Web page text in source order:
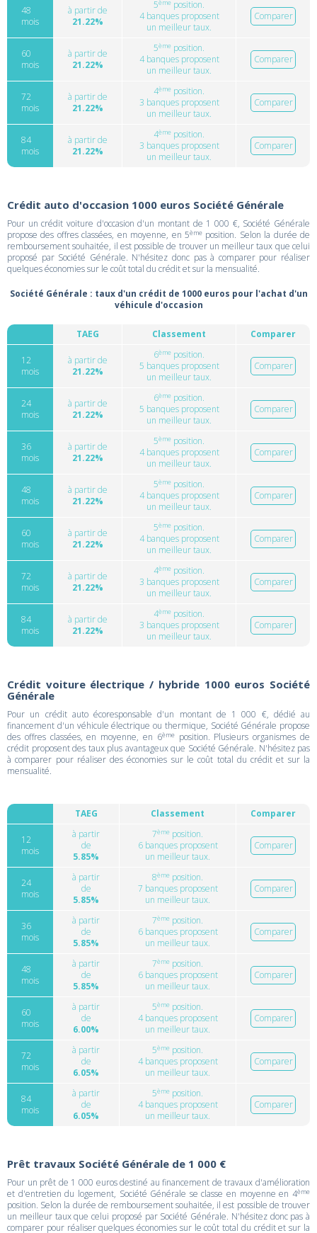
48
mois
à partir de
21.22%
5ème position.
4 banques proposent
un meilleur taux.
Comparer
60
mois
à partir de
21.22%
5ème position.
4 banques proposent
un meilleur taux.
Comparer
72
mois
à partir de
21.22%
4ème position.
3 banques proposent
un meilleur taux.
Comparer
84
mois
à partir de
21.22%
4ème position.
3 banques proposent
un meilleur taux.
Comparer
Crédit auto d'occasion 1000 euros Société Générale
Pour un crédit voiture d'occasion d'un montant de 1 000 €, Société Générale
propose des offres classées, en moyenne, en 5èmeposition. Selon la durée de
remboursement souhaitée, il est possible de trouver un meilleur taux que celui
proposé par Société Générale. N'hésitez donc pas à comparer pour réaliser
quelques économies sur le coût total du crédit et sur la mensualité.
Société Générale : taux d'un crédit de 1000 euros pour l'achat d'un
véhicule d'occasion
TAEG Classement Comparer
12
mois
à partir de
21.22%
6ème position.
5 banques proposent
un meilleur taux.
Comparer
24
mois
à partir de
21.22%
6ème position.
5 banques proposent
un meilleur taux.
Comparer
36
mois
à partir de
21.22%
5ème position.
4 banques proposent
un meilleur taux.
Comparer
48
mois
à partir de
21.22%
5ème position.
4 banques proposent
un meilleur taux.
Comparer
60
mois
à partir de
21.22%
5ème position.
4 banques proposent
un meilleur taux.
Comparer
72
mois
à partir de
21.22%
4ème position.
3 banques proposent
un meilleur taux.
Comparer
84
mois
à partir de
21.22%
4ème position.
3 banques proposent
un meilleur taux.
Comparer
Crédit voiture électrique / hybride 1000 euros Société
Générale
Pour un crédit auto écoresponsable d'un montant de 1 000 €, dédié au
financement d'un véhicule électrique ou thermique, Société Générale propose
des offres classées, en moyenne, en 6èmeposition. Plusieurs organismes de
crédit proposent des taux plus avantageux que Société Générale. N'hésitez pas
à comparer pour réaliser des économies sur le coût total du crédit et sur la
mensualité.
TAEG Classement Comparer
12
mois
à partir
de
5.85%
7ème position.
6 banques proposent
un meilleur taux.
Comparer
24
mois
à partir
de
5.85%
8ème position.
7 banques proposent
un meilleur taux.
Comparer
36
mois
à partir
de
5.85%
7ème position.
6 banques proposent
un meilleur taux.
Comparer
48
mois
à partir
de
5.85%
7ème position.
6 banques proposent
un meilleur taux.
Comparer
60
mois
à partir
de
6.00%
5ème position.
4 banques proposent
un meilleur taux.
Comparer
72
mois
à partir
de
6.05%
5ème position.
4 banques proposent
un meilleur taux.
Comparer
84
mois
à partir
de
6.05%
5ème position.
4 banques proposent
un meilleur taux.
Comparer
Prêt travaux Société Générale de 1 000 €
Pour un prêt de 1 000 euros destiné au financement de travaux d'amélioration
et d'entretien du logement, Société Générale se classe en moyenne en 4ème
position. Selon la durée de remboursement souhaitée, il est possible de trouver
un meilleur taux que celui proposé par Société Générale. N'hésitez donc pas à
comparer pour réaliser quelques économies sur le coût total du crédit et sur la